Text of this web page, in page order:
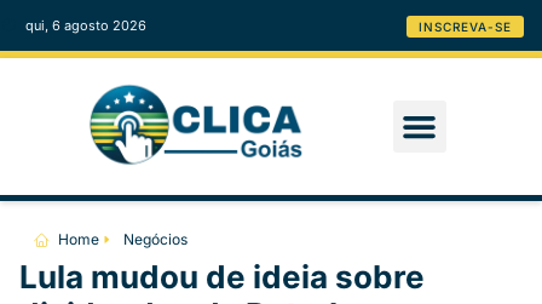
qui, 6 agosto 2026 INSCREVA-SE
Home Negócios
Lula mudou de ideia sobre